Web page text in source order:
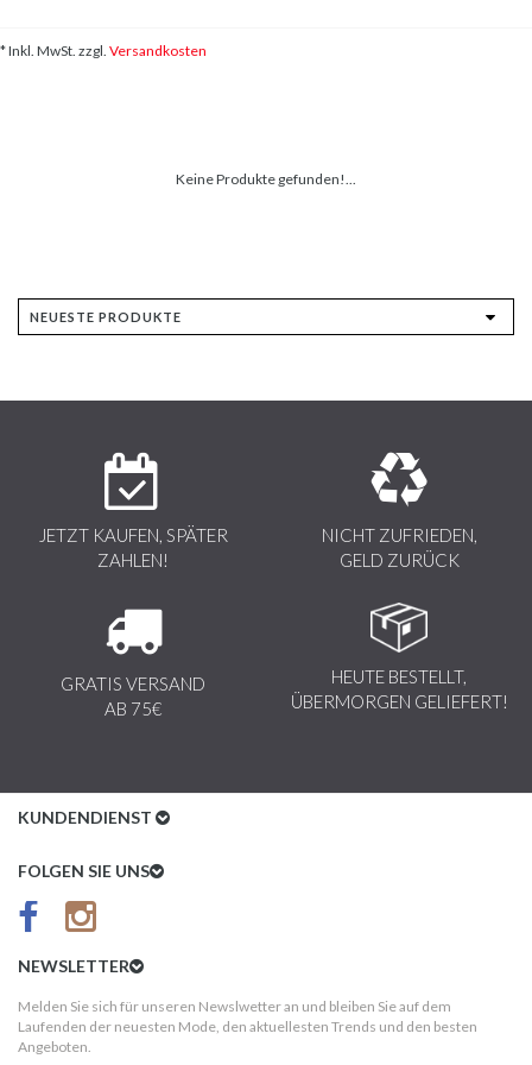
* Inkl. MwSt. zzgl. Versandkosten
Keine Produkte gefunden!...
JETZT KAUFEN, SPÄTER
ZAHLEN!
NICHT ZUFRIEDEN,
GELD ZURÜCK
GRATIS VERSAND
AB 75€
HEUTE BESTELLT,
ÜBERMORGEN GELIEFERT!
KUNDENDIENST
Kundenservice
AGB
Kundeninformationen
FOLGEN SIE UNS
NEWSLETTER
Melden Sie sich für unseren Newslwetter an und bleiben Sie auf dem
Laufenden der neuesten Mode, den aktuellesten Trends und den besten
Angeboten.